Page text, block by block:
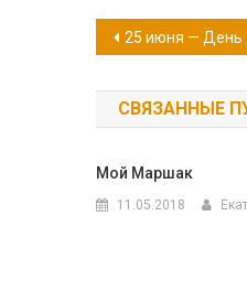
по
записям
25 июня — День дружбы и
СВЯЗАННЫЕ
Мой Маршак
11.05.2018